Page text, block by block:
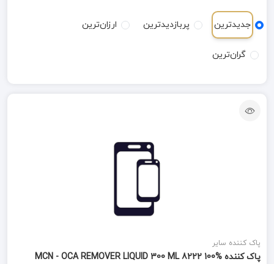
جدیدترین پربازدیدترین ارزان‌ترین
گران‌ترین
پاک کننده سایر
پاک کننده MCN - OCA REMOVER LIQUID 300 ML 8222 100%